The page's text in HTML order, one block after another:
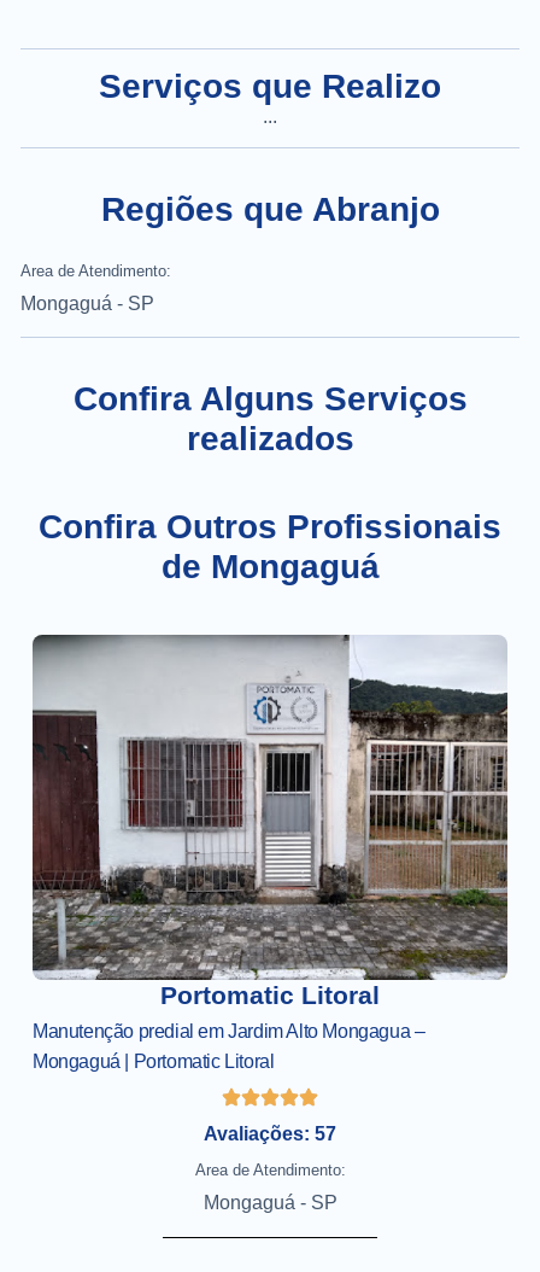
Serviços que Realizo
...
Regiões que Abranjo
Area de Atendimento:
Mongaguá - SP
Confira Alguns Serviços
realizados
Confira Outros Profissionais
de Mongaguá
Portomatic Litoral
Manutenção predial em Jardim Alto Mongagua –
Mongaguá | Portomatic Litoral
Avaliações: 57
Area de Atendimento:
Mongaguá - SP